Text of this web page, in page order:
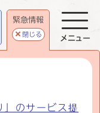
緊急情報
閉じる
」のサービス提
メニュー